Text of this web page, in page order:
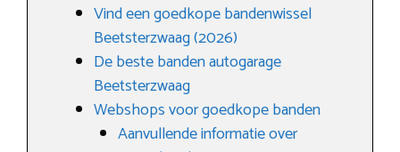
Vind een goedkope bandenwissel
Beetsterzwaag (2026)
De beste banden autogarage
Beetsterzwaag
Webshops voor goedkope banden
Aanvullende informatie over